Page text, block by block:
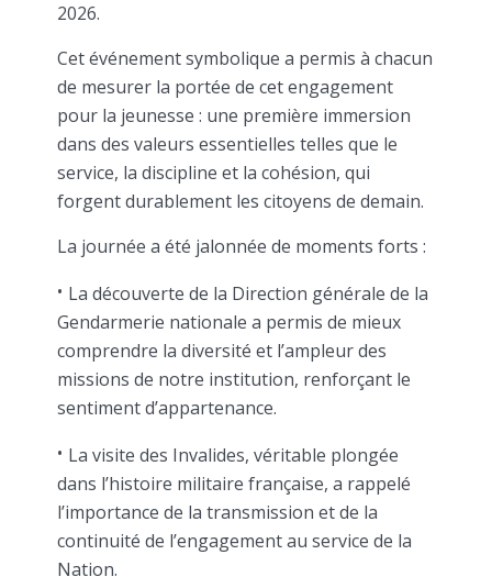
2026.
Cet événement symbolique a permis à chacun
de mesurer la portée de cet engagement
pour la jeunesse : une première immersion
dans des valeurs essentielles telles que le
service, la discipline et la cohésion, qui
forgent durablement les citoyens de demain.
La journée a été jalonnée de moments forts :
La découverte de la Direction générale de la
Gendarmerie nationale a permis de mieux
comprendre la diversité et l’ampleur des
missions de notre institution, renforçant le
sentiment d’appartenance.
La visite des Invalides, véritable plongée
dans l’histoire militaire française, a rappelé
l’importance de la transmission et de la
continuité de l’engagement au service de la
Nation.